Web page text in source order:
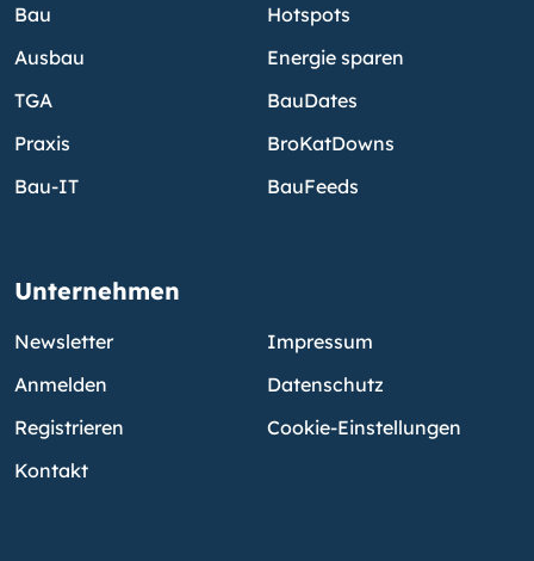
Bau
Ausbau
TGA
Praxis
Bau-IT
Hotspots
Energie sparen
BauDates
BroKatDowns
BauFeeds
Unternehmen
Newsletter
Anmelden
Registrieren
Kontakt
Impressum
Datenschutz
Cookie-Einstellungen